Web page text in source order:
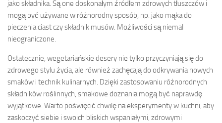
jako składnika. Są one doskonałym źródłem zdrowych tłuszczów i
mogą być używane w różnorodny sposób, np. jako mąka do
pieczenia ciast czy składnik musów. Możliwości są niemal
nieograniczone.
Ostatecznie, wegetariańskie desery nie tylko przyczyniają się do
zdrowego stylu życia, ale również zachęcają do odkrywania nowych
smaków i technik kulinarnych. Dzięki zastosowaniu różnorodnych
składników roślinnych, smakowe doznania mogą być naprawdę
wyjątkowe. Warto poświęcić chwilę na eksperymenty w kuchni, aby
zaskoczyć siebie i swoich bliskich wspaniałymi, zdrowymi